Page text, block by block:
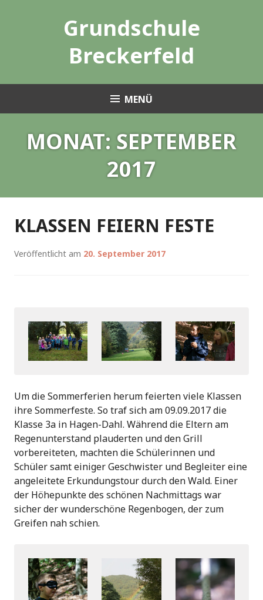
Grundschule
Breckerfeld
MENÜ
MONAT: SEPTEMBER
2017
KLASSEN FEIERN FESTE
Veröffentlicht am 20. September 2017
Um die Sommerferien herum feierten viele Klassen
ihre Sommerfeste. So traf sich am 09.09.2017 die
Klasse 3a in Hagen-Dahl. Während die Eltern am
Regenunterstand plauderten und den Grill
vorbereiteten, machten die Schülerinnen und
Schüler samt einiger Geschwister und Begleiter eine
angeleitete Erkundungstour durch den Wald. Einer
der Höhepunkte des schönen Nachmittags war
sicher der wunderschöne Regenbogen, der zum
Greifen nah schien.